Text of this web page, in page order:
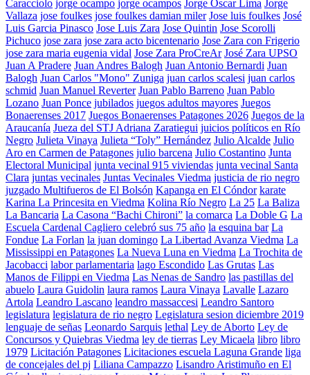
Caracciolo jorge ocampo jorge ocampos Jorge Oscar Lima Jorge
Vallaza jose foulkes jose foulkes damian miler Jose luis foulkes José
Luis Garcia Pinasco Jose Luis Zara Jose Quintin Jose Scorolli
Pichuco jose zara jose zara acto bicentenario Jose Zara con Frigerio
jose zara maria eugenia vidal Jose Zara ProCreAr José Zara UPSO
Juan A Pradere Juan Andres Balogh Juan Antonio Bernardi Juan
Balogh Juan Carlos "Mono" Zuniga juan carlos scalesi juan carlos
schmid Juan Manuel Reverter Juan Pablo Barreno Juan Pablo
Lozano Juan Ponce jubilados juegos adultos mayores Juegos
Bonaerenses 2017 Juegos Bonaerenses Patagones 2026 Juegos de la
Araucanía Jueza del STJ Adriana Zaratiegui juicios políticos en Río
Negro Julieta Vinaya Julieta “Toly” Hernández Julio Alcalde Julio
Aro en Carmen de Patagones julio barcena Julio Costantino Junta
Electoral Municipal junta vecinal 915 viviendas junta vecinal Santa
Clara juntas vecinales Juntas Vecinales Viedma justicia de rio negro
juzgado Multifueros de El Bolsón Kapanga en El Cóndor karate
Karina La Princesita en Viedma Kolina Río Negro La 25 La Baliza
La Bancaria La Casona “Bachi Chironi” la comarca La Doble G La
Escuela Cardenal Cagliero celebró sus 75 año la esquina bar La
Fondue La Forlan la juan domingo La Libertad Avanza Viedma La
Mississippi en Patagones La Nueva Luna en Viedma La Trochita de
Jacobacci labor parlamentaria lago Escondido Las Grutas Las
Manos de Filippi en Viedma Las Nenas de Sandro las pastillas del
abuelo Laura Guidolin laura ramos Laura Vinaya Lavalle Lazaro
Artola Leandro Lascano leandro massaccesi Leandro Santoro
legislatura legislatura de rio negro Legislatura sesion diciembre 2019
lenguaje de señas Leonardo Sarquis lethal Ley de Aborto Ley de
Concursos y Quiebras Viedma ley de tierras Ley Micaela libro libro
1979 Licitación Patagones Licitaciones escuela Laguna Grande liga
de concejales del pj Liliana Campazzo Lisandro Aristimuño en El